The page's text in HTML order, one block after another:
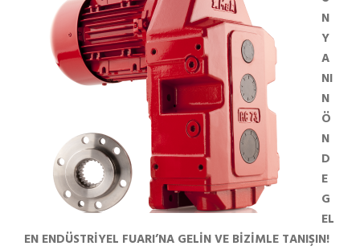
N
Y
A
NI
N
Ö
N
D
E
G
EL
EN ENDÜSTRİYEL FUARI’NA GELİN VE BİZİMLE TANIŞIN!